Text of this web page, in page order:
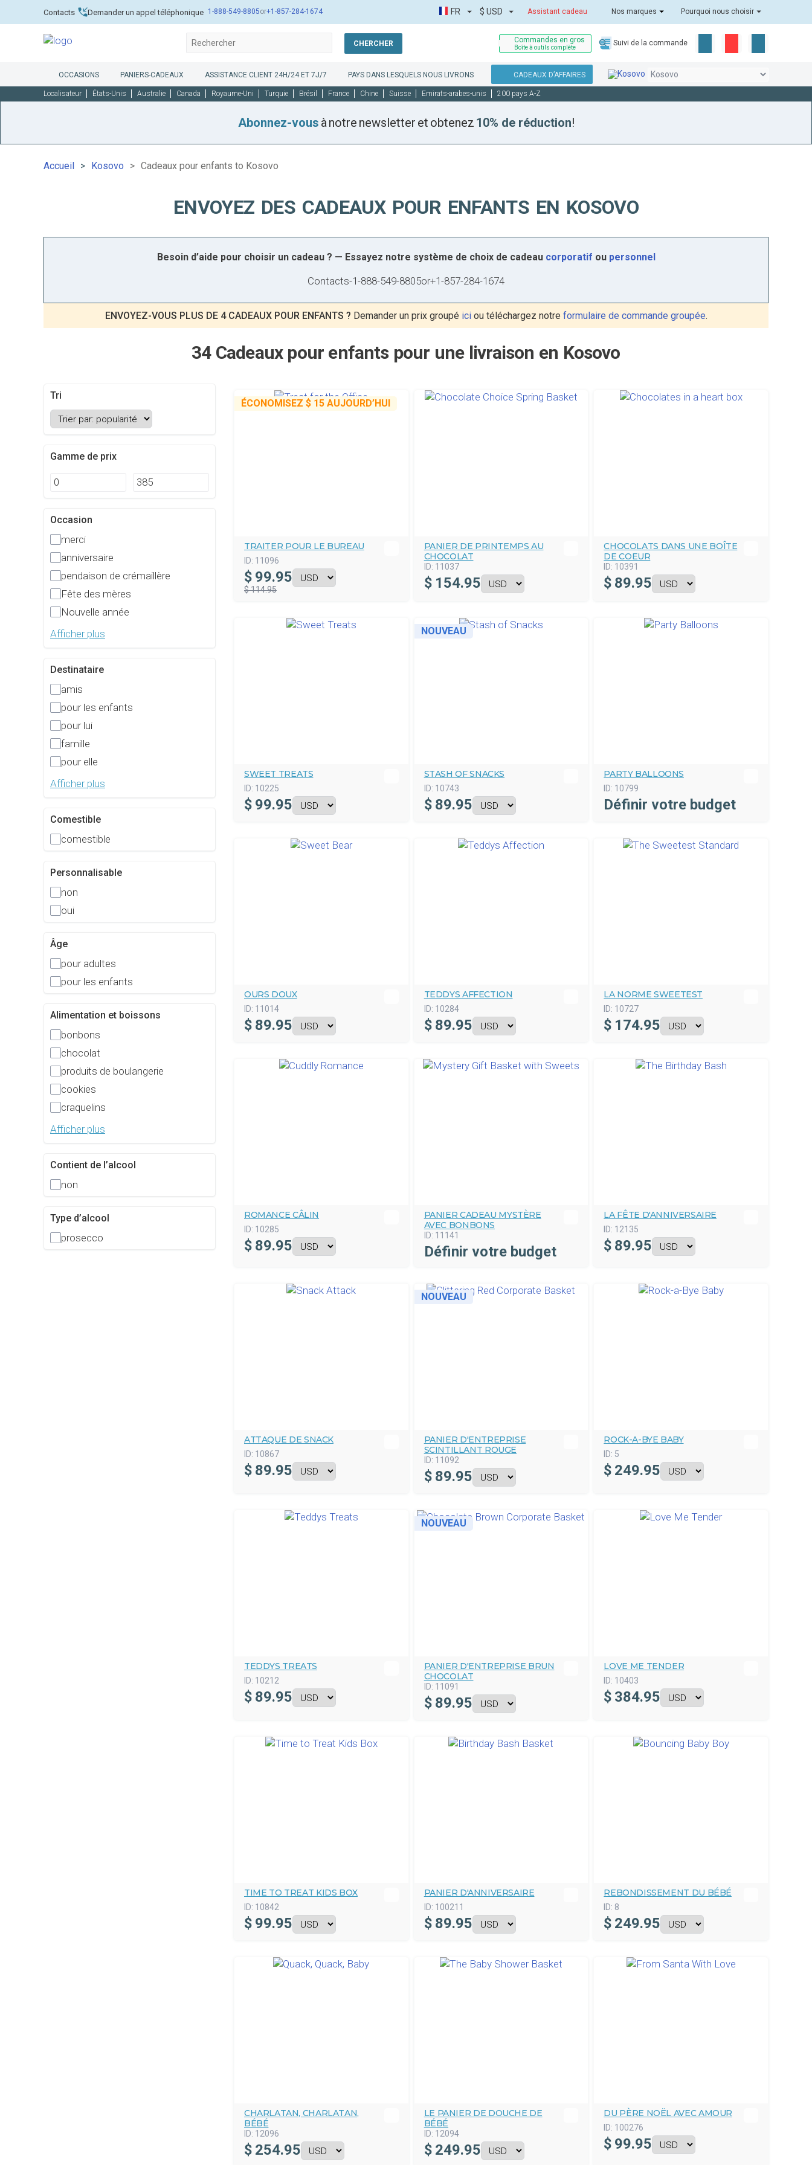
Contacts Demander un appel téléphonique 1-888-549-8805or+1-857-284-1674 Assistant cadeau Nos marques Pourquoi nous choisir
FR $ USD
CHERCHER Commandes en gros
Boîte à outils complète
Suivi de la commande
OCCASIONS PANIERS-CADEAUX ASSISTANCE CLIENT 24H/24 ET 7J/7 PAYS DANS LESQUELS NOUS LIVRONS CADEAUX D’AFFAIRES
Localisateur États-Unis Australie Canada Royaume-Uni Turquie Brésil France Chine Suisse Emirats-arabes-unis 200 pays A-Z
Abonnez-vous à notre newsletter et obtenez 10% de réduction!
Accueil Kosovo Cadeaux pour enfants to Kosovo
ENVOYEZ DES CADEAUX POUR ENFANTS EN KOSOVO
Besoin d’aide pour choisir un cadeau ? — Essayez notre système de choix de cadeau corporatif ou personnel
Contacts-1-888-549-8805or+1-857-284-1674
ENVOYEZ-VOUS PLUS DE 4 CADEAUX POUR ENFANTS ? Demander un prix groupé iciou téléchargez notre formulaire de commande groupée.
34 Cadeaux pour enfants pour une livraison en Kosovo
Tri
Gamme de prix
Occasion
merci
anniversaire
pendaison de crémaillère
Fête des mères
Nouvelle année
Afficher plus
Destinataire
amis
pour les enfants
pour lui
famille
pour elle
Afficher plus
Comestible
comestible
Personnalisable
non
oui
Âge
pour adultes
pour les enfants
Alimentation et boissons
bonbons
chocolat
produits de boulangerie
cookies
craquelins
Afficher plus
Contient de l’alcool
non
Type d’alcool
prosecco
ÉCONOMISEZ $ 15 AUJOURD’HUI
TRAITER POUR LE BUREAU
ID: 11096
$ 99.95
$ 114.95
PANIER DE PRINTEMPS AU
CHOCOLAT
ID: 11037
$ 154.95
CHOCOLATS DANS UNE BOÎTE
DE COEUR
ID: 10391
$ 89.95
SWEET TREATS
ID: 10225
$ 99.95
NOUVEAU
STASH OF SNACKS
ID: 10743
$ 89.95
PARTY BALLOONS
ID: 10799
Définir votre budget
OURS DOUX
ID: 11014
$ 89.95
TEDDYS AFFECTION
ID: 10284
$ 89.95
LA NORME SWEETEST
ID: 10727
$ 174.95
ROMANCE CÂLIN
ID: 10285
$ 89.95
PANIER CADEAU MYSTÈRE
AVEC BONBONS
ID: 11141
Définir votre budget
LA FÊTE D'ANNIVERSAIRE
ID: 12135
$ 89.95
ATTAQUE DE SNACK
ID: 10867
$ 89.95
NOUVEAU
PANIER D'ENTREPRISE
SCINTILLANT ROUGE
ID: 11092
$ 89.95
ROCK-A-BYE BABY
ID: 5
$ 249.95
TEDDYS TREATS
ID: 10212
$ 89.95
NOUVEAU
PANIER D'ENTREPRISE BRUN
CHOCOLAT
ID: 11091
$ 89.95
LOVE ME TENDER
ID: 10403
$ 384.95
TIME TO TREAT KIDS BOX
ID: 10842
$ 99.95
PANIER D'ANNIVERSAIRE
ID: 100211
$ 89.95
REBONDISSEMENT DU BÉBÉ
ID: 8
$ 249.95
CHARLATAN, CHARLATAN,
BÉBÉ
ID: 12096
$ 254.95
LE PANIER DE DOUCHE DE
BÉBÉ
ID: 12094
$ 249.95
DU PÈRE NOËL AVEC AMOUR
ID: 100276
$ 99.95